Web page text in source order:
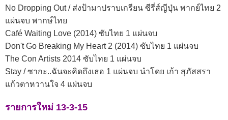
No Dropping Out / ส่งป้ามาปราบเกรียน ซีรี่ส์ญีปุ่น พากย์ไทย 2
แผ่นจบ พากษ์ไทย
Café Waiting Love (2014) ซับไทย 1 แผ่นจบ
Don't Go Breaking My Heart 2 (2014) ซับไทย 1 แผ่นจบ
The Con Artists 2014 ซับไทย 1 แผ่นจบ
Stay / ซากะ..ฉันจะคิดถึงเธอ 1 แผ่นจบ นำโดย เก้า สุภัสสรา
แก้วตาหวานใจ 4 แผ่นจบ
รายการใหม่ 13-3-15